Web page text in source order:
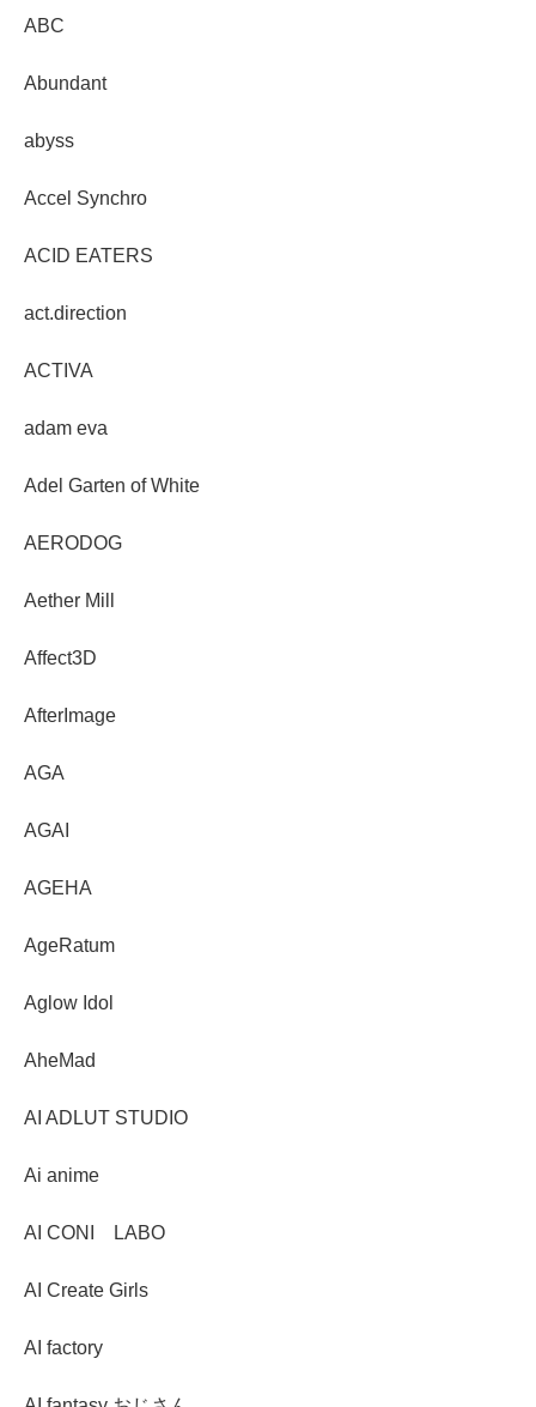
ABC
Abundant
abyss
Accel Synchro
ACID EATERS
act.direction
ACTIVA
adam eva
Adel Garten of White
AERODOG
Aether Mill
Affect3D
AfterImage
AGA
AGAI
AGEHA
AgeRatum
Aglow Idol
AheMad
AI ADLUT STUDIO
Ai anime
AI CONI LABO
AI Create Girls
AI factory